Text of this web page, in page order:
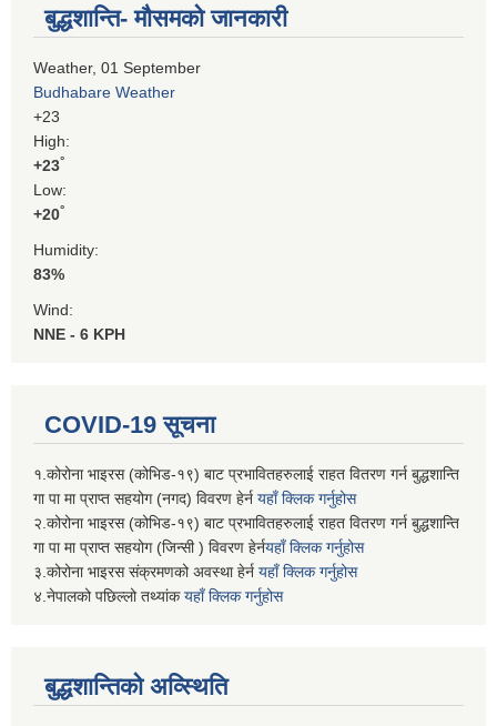
बुद्धशान्ति- मौसमको जानकारी
Weather, 01 September
Budhabare Weather
+23
High:
+23°
Low:
+20°
Humidity:
83%
Wind:
NNE - 6 KPH
COVID-19 सूचना
१.कोरोना भाइरस (कोभिड-१९) बाट प्रभावितहरुलाई राहत वितरण गर्न बुद्धशान्ति
गा पा मा प्राप्त सहयोग (नगद) विवरण हेर्न यहाँ क्लिक गर्नुहोस
२.कोरोना भाइरस (कोभिड-१९) बाट प्रभावितहरुलाई राहत वितरण गर्न बुद्धशान्ति
गा पा मा प्राप्त सहयोग (जिन्सी ) विवरण हेर्नयहाँ क्लिक गर्नुहोस
३.कोरोना भाइरस संक्रमणको अवस्था हेर्न यहाँ क्लिक गर्नुहोस
४.नेपालको पछिल्लो तथ्यांकयहाँ क्लिक गर्नुहोस
बुद्धशान्तिको अव्स्थिति